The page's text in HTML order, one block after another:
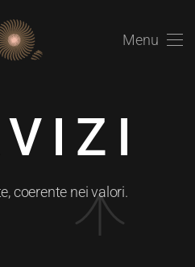
Menu
coerente nei valori.